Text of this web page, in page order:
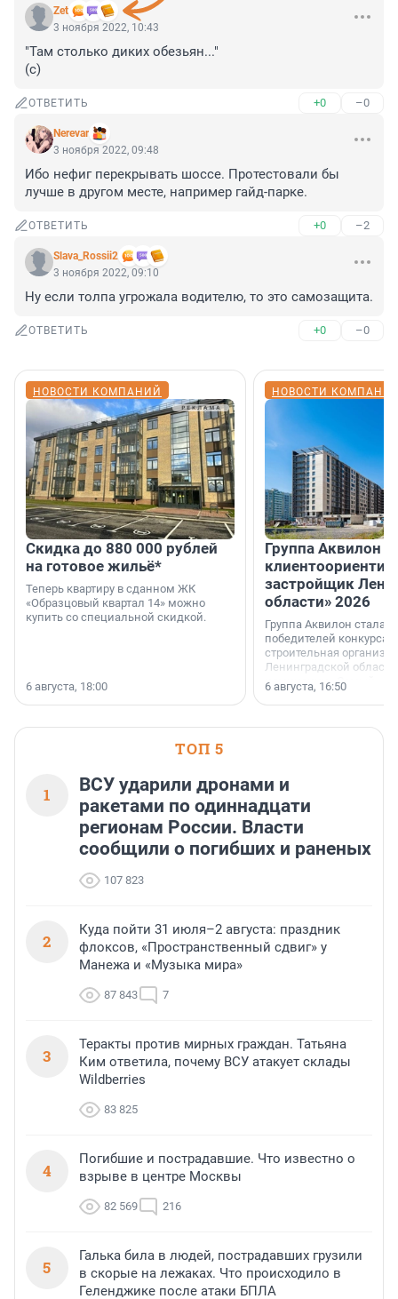
Zet
3 ноября 2022, 10:43
"Там столько диких обезьян..."
(с)
ОТВЕТИТЬ +0 –0
Nerevar
3 ноября 2022, 09:48
Ибо нефиг перекрывать шоссе. Протестовали бы
лучше в другом месте, например гайд-парке.
ОТВЕТИТЬ +0 –2
Slava_Rossii2
3 ноября 2022, 09:10
Ну если толпа угрожала водителю, то это самозащита.
ОТВЕТИТЬ +0 –0
НОВОСТИ КОМПАНИЙ
Скидка до 880 000 рублей
на готовое жильё*
Теперь квартиру в сданном ЖК
«Образцовый квартал 14» можно
купить со специальной скидкой.
6 августа, 18:00
НОВОСТИ
Группа Аквилон
застройщик
области» 2026
Группа Аквилон стала
победителей конкурса
строительная
Ленинградской области
номинации «Самый
застройщик
области».
6 августа, 16:50
ТОП 5
1
ВСУ ударили дронами и
ракетами по одиннадцати
регионам России. Власти
сообщили о погибших и раненых
107 823
2
Куда пойти 31 июля–2 августа: праздник
флоксов, «Пространственный сдвиг» у
Манежа и «Музыка мира»
87 843 7
3
Теракты против мирных граждан. Татьяна
Ким ответила, почему ВСУ атакует склады
Wildberries
83 825
4
Погибшие и пострадавшие. Что известно о
взрыве в центре Москвы
82 569 216
5
Галька била в людей, пострадавших грузили
в скорые на лежаках. Что происходило в
Геленджике после атаки БПЛА